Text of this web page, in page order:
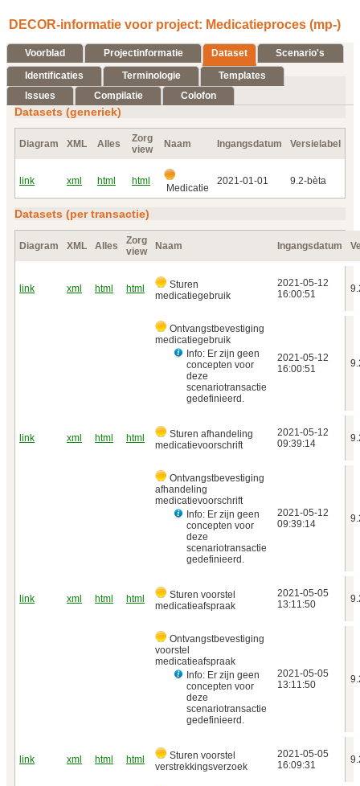
DECOR-informatie voor project: Medicatieproces (mp-)
Voorblad Projectinformatie Dataset Scenario's
Identificaties Terminologie
Templates
Issues
Compilatie Colofon
Datasets (generiek)
Diagram XML Alles
Zorg
view
Naam Ingangsdatum Versielabel
link xml html html
Medicatie
2021‑01‑01 9.2-bèta
Datasets (per transactie)
Diagram XML Alles
Zorg
view
Naam Ingangsdatum
link xml html html
Sturen
medicatiegebruik
2021‑05‑12
16:00:51
Ontvangstbevestiging
medicatiegebruik
Info: Er zijn geen
concepten voor
deze
scenariotransactie
gedefinieerd.
2021‑05‑12
16:00:51
link xml html html
Sturen afhandeling
medicatievoorschrift
2021‑05‑12
09:39:14
Ontvangstbevestiging
afhandeling
medicatievoorschrift
Info: Er zijn geen
concepten voor
deze
scenariotransactie
gedefinieerd.
2021‑05‑12
09:39:14
link xml html html
Sturen voorstel
medicatieafspraak
2021‑05‑05
13:11:50
Ontvangstbevestiging
voorstel
medicatieafspraak
Info: Er zijn geen
concepten voor
deze
scenariotransactie
gedefinieerd.
2021‑05‑05
13:11:50
link xml html html
Sturen voorstel
verstrekkingsverzoek
2021‑05‑05
16:09:31